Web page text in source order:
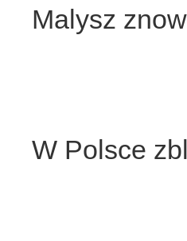
Malysz
W Polsce